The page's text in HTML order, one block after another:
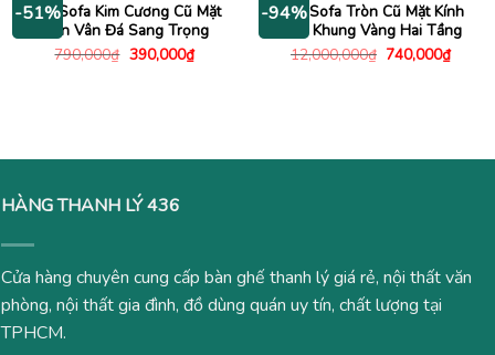
-51%
Bàn Sofa Kim Cương Cũ Mặt
Đen Vân Đá Sang Trọng
790,000₫ Giá
390,000₫Giá
hiện
-94%
Bàn Sofa Tròn Cũ Mặt Kính
Đen Khung Vàng Hai Tầng
12,000,000₫ Giá
740,000₫Giá
hiện
HÀNG THANH LÝ 436
Cửa hàng chuyên cung cấp bàn ghế thanh lý giá rẻ, nội thất văn
phòng, nội thất gia đình, đồ dùng quán uy tín, chất lượng tại
TPHCM.